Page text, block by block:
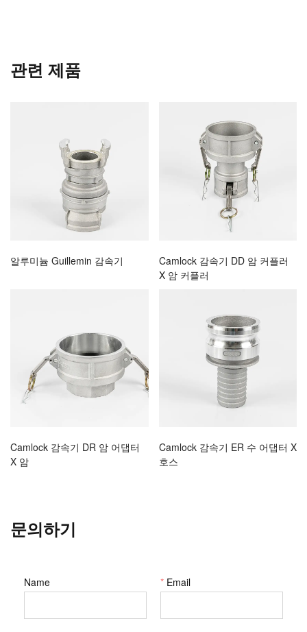
관련 제품
알루미늄 Guillemin 감속기
Camlock 감속기 DD 암 커플러
X 암 커플러
Camlock 감속기 DR 암 어댑터
X 암
Camlock 감속기 ER 수 어댑터 X
호스
문의하기
Name * Email